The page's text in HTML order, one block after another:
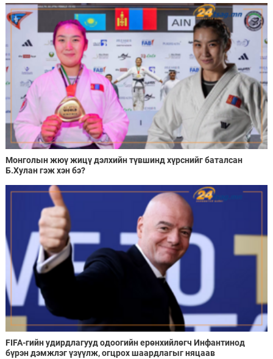
Монголын жюү жицү дэлхийн түвшинд хүрснийг баталсан
Б.Хулан гэж хэн бэ?
FIFA-гийн удирдлагууд одоогийн ерөнхийлөгч Инфантинод
бүрэн дэмжлэг үзүүлж, огцрох шаардлагыг няцаав